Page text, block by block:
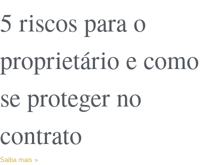
5 riscos para o
proprietário e como
se proteger no
contrato
Saiba mais »